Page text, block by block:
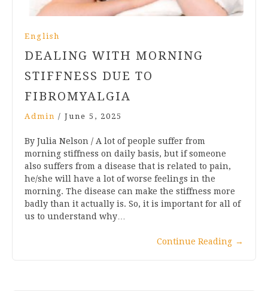
English
DEALING WITH MORNING
STIFFNESS DUE TO
FIBROMYALGIA
Admin / June 5, 2025
By Julia Nelson / A lot of people suffer from
morning stiffness on daily basis, but if someone
also suffers from a disease that is related to pain,
he/she will have a lot of worse feelings in the
morning. The disease can make the stiffness more
badly than it actually is. So, it is important for all of
us to understand why…
Continue Reading →